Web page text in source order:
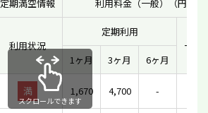
定期満空情報 利用料金（一般）（円）
利用状況
定期利用
一時
1ヶ月
3ヶ月 6ヶ月
満 1,670 4,700 -
スクロールできます